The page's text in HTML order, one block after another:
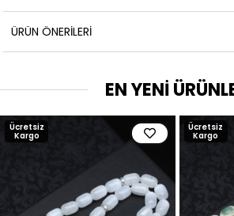
ÜRÜN ÖNERILERI
EN YENİ
Ücretsiz
Kargo
Ücretsiz
Kargo